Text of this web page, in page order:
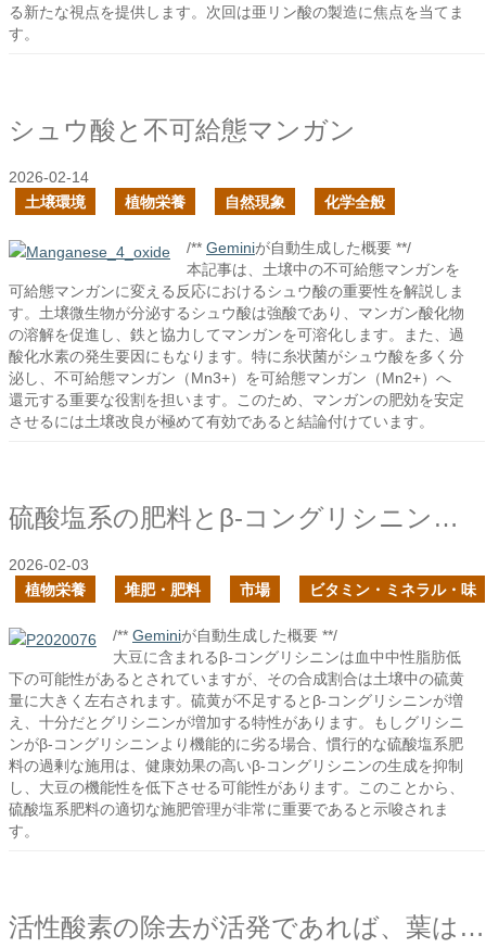
る新たな視点を提供します。次回は亜リン酸の製造に焦点を当てま
す。
シュウ酸と不可給態マンガン
2026-02-14
土壌環境
植物栄養 自然現象 化学全般
/** Geminiが自動生成した概要 **/
本記事は、土壌中の不可給態マンガンを
可給態マンガンに変える反応におけるシュウ酸の重要性を解説しま
す。土壌微生物が分泌するシュウ酸は強酸であり、マンガン酸化物
の溶解を促進し、鉄と協力してマンガンを可溶化します。また、過
酸化水素の発生要因にもなります。特に糸状菌がシュウ酸を多く分
泌し、不可給態マンガン（Mn3+）を可給態マンガン（Mn2+）へ
還元する重要な役割を担います。このため、マンガンの肥効を安定
させるには土壌改良が極めて有効であると結論付けています。
硫酸塩系の肥料とβ-コングリシニンの合成
2026-02-03
植物栄養
堆肥・肥料 市場 ビタミン・ミネラル・味
/** Geminiが自動生成した概要 **/
大豆に含まれるβ-コングリシニンは血中中性脂肪低
下の可能性があるとされていますが、その合成割合は土壌中の硫黄
量に大きく左右されます。硫黄が不足するとβ-コングリシニンが増
え、十分だとグリシニンが増加する特性があります。もしグリシニ
ンがβ-コングリシニンより機能的に劣る場合、慣行的な硫酸塩系肥
料の過剰な施用は、健康効果の高いβ-コングリシニンの生成を抑制
し、大豆の機能性を低下させる可能性があります。このことから、
硫酸塩系肥料の適切な施肥管理が非常に重要であると示唆されま
す。
活性酸素の除去が活発であれば、葉は寒さに当たっても紫色の色素を合成しないのか？の続き